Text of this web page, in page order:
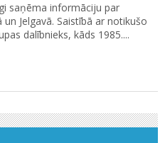
saņēma informāciju par
Jelgavā. Saistībā ar notikušo
dalībnieks, kāds 1985....